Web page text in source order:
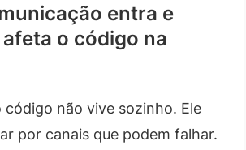
entra e
o código na
código não vive sozinho. Ele
por canais que podem falhar.